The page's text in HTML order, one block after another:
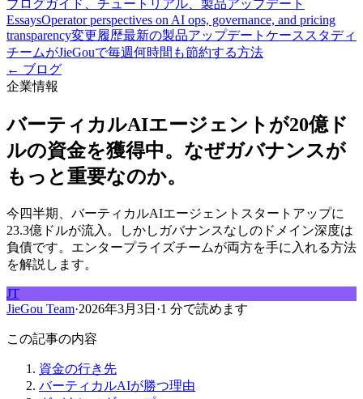
ブログガイド、チュートリアル、製品アップデート
EssaysOperator perspectives on AI ops, governance, and pricing
transparency変更履歴最新の製品アップデート ケーススタディ
チームがJieGouで毎週何時間も節約する方法
← ブログ
企業情報
バーティカルAIエージェントが20億ド
ルの資金を獲得中。なぜガバナンスが
もっと重要なのか。
今四半期、バーティカルAIエージェントスタートアップに
23.3億ドルが流入。しかしガバナンスなしのドメイン深度は
負債です。エンタープライズチームが両方を手に入れる方法
を解説します。
JT
JieGou Team·2026年3月3日 ·1 分で読めます
この記事の内容
資金の行き先
バーティカルAIが勝つ理由